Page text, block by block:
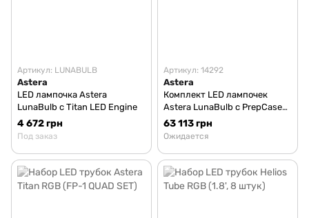
Артикул: LUNABULB
Astera
LED лампочка Astera
LunaBulb с Titan LED Engine
4 672 грн
Под заказ
Артикул: 14292
Astera
Комплект LED лампочек
Astera LunaBulb с PrepCase
(8 штук)
63 113 грн
Ожидается